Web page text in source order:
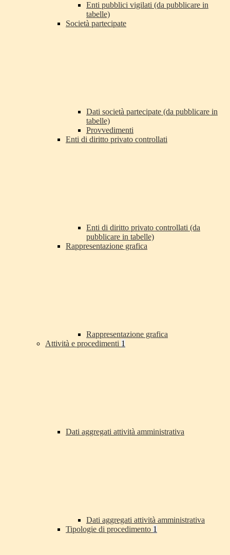
Enti pubblici vigilati (da pubblicare in
tabelle)
Società partecipate
Dati società partecipate (da pubblicare in
tabelle)
Provvedimenti
Enti di diritto privato controllati
Enti di diritto privato controllati (da
pubblicare in tabelle)
Rappresentazione grafica
Rappresentazione grafica
Attività e procedimenti 1
Dati aggregati attività amministrativa
Dati aggregati attività amministrativa
Tipologie di procedimento 1